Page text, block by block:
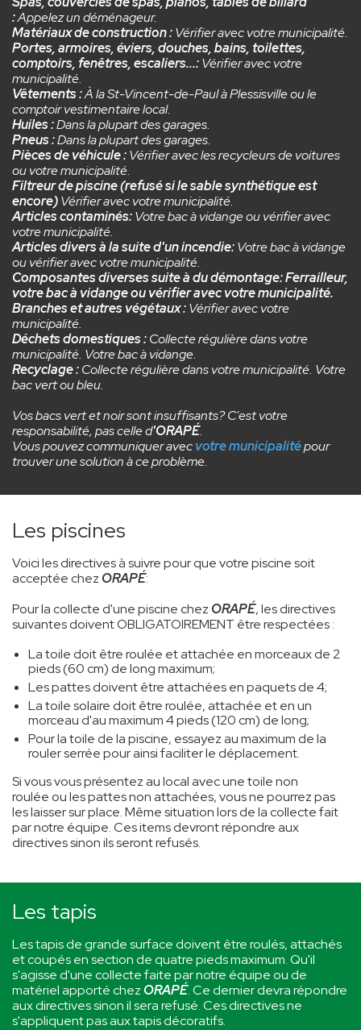
:Appelez un déménageur.
Matériaux de construction :Vérifier avec votre municipalité.
Portes, armoires, éviers, douches, bains, toilettes,
comptoirs, fenêtres, escaliers...:Vérifier avec votre
municipalité.
Vêtements :À la St-Vincent-de-Paul à Plessisville ou le
comptoir vestimentaire local.
Huiles :Dans la plupart des garages.
Pneus :Dans la plupart des garages.
Pièces de véhicule :Vérifier avec les recycleurs de voitures
ou votre municipalité.
Filtreur de piscine (refusé si le sable synthétique est
encore)Vérifier avec votre municipalité.
Articles contaminés:Votre bac à vidange ou vérifier avec
votre municipalité.
Articles divers à la suite d'un incendie:Votre bac à vidange
ou vérifier avec votre municipalité.
Composantes diverses suite à du démontage: Ferrailleur,
votre bac à vidange ou vérifier avec votre municipalité.
Branches et autres végétaux :Vérifier avec votre
municipalité.
Déchets domestiques :Collecte régulière dans votre
municipalité. Votre bac à vidange.
Recyclage :Collecte régulière dans votre municipalité. Votre
bac vert ou bleu.
Vos bacs vert et noir sont insuffisants? C'est votre
responsabilité, pas celle d'ORAPÉ.
Vous pouvez communiquer avecvotre municipalitépour
trouver une solution à ce problème.
Les piscines
Voici les directives à suivre pour que votre piscine soit
acceptée chez ORAPÉ:
Pour la collecte d'une piscine chez ORAPÉ, les directives
suivantes doivent OBLIGATOIREMENT être respectées :
La toile doit être roulée et attachée en morceaux de 2
pieds (60 cm) de long maximum;
Les pattes doivent être attachées en paquets de 4;
La toile solaire doit être roulée, attachée et en un
morceau d'au maximum 4 pieds (120 cm) de long;
Pour la toile de la piscine, essayez au maximum de la
rouler serrée pour ainsi faciliter le déplacement.
Si vous vous présentez au local avec une toile non
roulée ou les pattes non attachées, vous ne pourrez pas
les laisser sur place. Même situation lors de la collecte fait
par notre équipe. Ces items devront répondre aux
directives sinon ils seront refusés.
Les tapis
Les tapis de grande surface doivent être roulés, attachés
et coupés en section de quatre pieds maximum. Qu'il
s'agisse d'une collecte faite par notre équipe ou de
matériel apporté chez ORAPÉ. Ce dernier devra répondre
aux directives sinon il sera refusé. Ces directives ne
s'appliquent pas aux tapis décoratifs.